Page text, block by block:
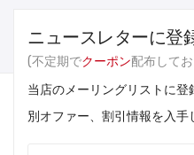
ニュースレターに登
(不定期でクーポン配布して
当店のメーリングリストに
別オファー、割引情報を入手